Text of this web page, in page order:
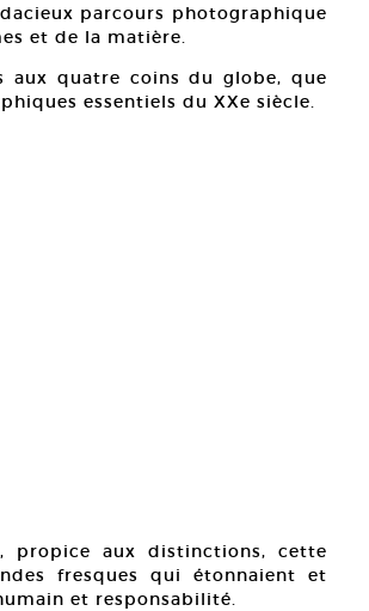
parcours photographique
et de la matière.
aux quatre coins du globe, que
essentiels du XXe siècle.
propice aux distinctions, cette
fresques qui étonnaient et
et responsabilité.